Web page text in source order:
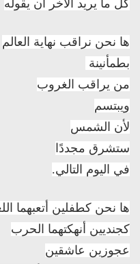
كل ما يريد الآخر أن يقوله
ها نحن نراقب نهاية العالم
بطمأنينة
من يراقب الغروب
ويبتسم
لأن الشمس
ستشرق مجددًا
في اليوم التالي.
ها نحن كطفلين أتعبهما
كجنديين أنهكتهما الحرب
عجوزين عاشقين